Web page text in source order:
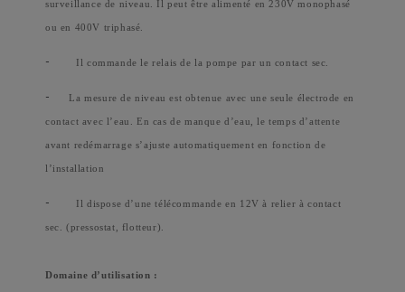
surveillance de niveau. Il peut être alimenté en 230V monophasé
ou en 400V triphasé.
- Il commande le relais de la pompe par un contact sec.
- La mesure de niveau est obtenue avec une seule électrode en
contact avec l’eau. En cas de manque d’eau, le temps d’attente
avant redémarrage s’ajuste automatiquement en fonction de
l’installation
- Il dispose d’une télécommande en 12V à relier à contact
sec. (pressostat, flotteur).
Domaine d’utilisation :